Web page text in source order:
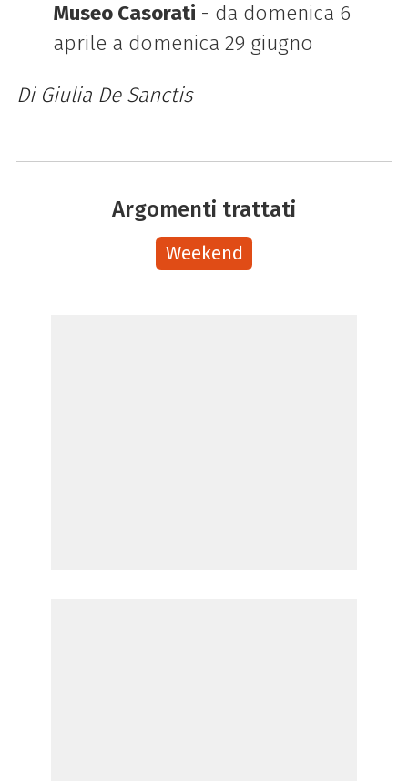
Museo Casorati - da domenica 6
aprile a domenica 29 giugno
Di Giulia De Sanctis
Argomenti trattati
Weekend